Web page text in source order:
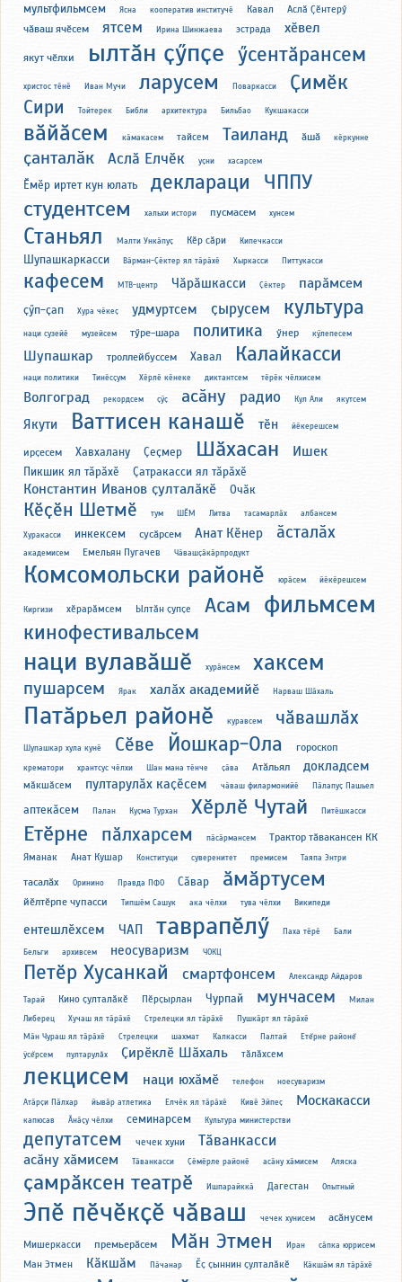
мультфильмсем Ясна кооператив институчӗ Кавал Аслӑ Ҫӗнтерӳ
чӑваш ячӗсем ятсем Ирина Шинжаева эстрада хӗвел
якут чӗлхи ылтӑн ҫӳпҫе ӳсентӑрансем
христос тӗнӗ Иван Мучи ларусем Поваркасси Ҫимӗк
Сири Тойтерек Библи архитектура Бильбао Кукшакасси
вӑйӑсем кӑмакасем тайсем Таиланд ӑшӑ кӗркунне
ҫанталӑк Аслӑ Елчӗк уҫни хасарсем
Ӗмӗр иртет кун юлать деклараци ЧППУ
студентсем хальхи истори пусмасем хунсем
Станьял Малти Ункӑпуҫ Кӗр сӑри Кипечкасси
Шупашкаркасси Вӑрман-Ҫӗктер ял тӑрӑхӗ Хыркасси Питтукасси
кафесем МТВ-центр Чӑрӑшкасси Ҫӗктер парӑмсем
ҫӳп-ҫап Хура чӗкеҫ удмуртсем ҫырусем культура
наци сузейӗ музейсем тӳре-шара политика ӳнер кӳлепесем
Шупашкар троллейбуссем Хавал Калайкасси
наци политики Тинӗсҫум Хӗрлӗ кӗнеке диктантсем тӗрӗк чӗлхисем
Волгоград рекордсем ҫӳҫ асӑну радио Кул Али якутсем
Якути Ваттисен канашӗ тӗн йӗкерешсем
ирҫесем Хавхалану Ҫеҫмер Шӑхасан Ишек
Пикшик ял тӑрӑхӗ Ҫатракасси ял тӑрӑхӗ
Константин Иванов ҫулталӑкӗ Очӑк
Кӗҫӗн Шетмӗ тум ШӖМ Литва тасамарлӑх
албансем
Хуракасси
инкексем сусӑрсем Анат Кӗнер ӑсталӑх
академисем Емельян Пугачев Чӑвашҫӑкӑрпродукт
Комсомольски районӗ юрӑсем йӗкӗрешсем
Киргизи хӗрарӑмсем Ылтӑн ҫупҫе Асам фильмсем
кинофестивальсем
наци вулавӑшӗ хурӑнсем хаксем
пушарсем Ярак халӑх академийӗ Нарваш Шӑхаль
Патӑрьел районӗ куравсем чӑвашлӑх
Шупашкар хула кунӗ Сӗве Йошкар-Ола гороскоп
крематори хрантсус чӗлхи Шан мана тӗнче ҫӑва Атӑльял докладсем
мӑкшӑсем пултарулӑх каҫӗсем чӑваш филармонийӗ Пӑлапуҫ Пашьел
аптекӑсем Палан Куҫма Турхан Хӗрлӗ Чутай Питӗшкасси
Етӗрне пӑлхарсем пӑсӑрмансем Трактор тӑвакансен КК
Яманак Анат Кушар Конституци суверенитет премисем Таяпа Энтри
тасалӑх Оринино Правда ПФО Сӑвар ӑмӑртусем
йӗлтӗрпе чупасси Типшӗм Сашук ака чӗлхи тува чӗлхи Википеди
ентешлӗхсем ЧАП таврапӗлӳ Паха тӗрӗ
Бали
Бельги
архивсем неосуваризм ЧОКЦ
Петӗр Хусанкай смартфонсем Александр Айдаров
Тарай Кино ҫулталӑкӗ Пӗрҫырлан Чурпай мунчасем
Милан
Либерец
Хучаш ял тӑрӑхӗ Стрелецки ял тӑрӑхӗ
Пушкӑрт ял тӑрӑхӗ
Мӑн Чураш ял тӑрӑхӗ
Стрелецки шахмат Калкасси Палтай
Етĕрне районĕ
ÿсĕрсем
пултарулăх Ҫирӗклӗ Шӑхаль тӑлӑхсем
лекцисем наци юхӑмӗ телефон
ноесуваризм
Атӑрҫи Пӑлхар
йывӑр атлетика Елчӗк ял тӑрӑхӗ Кивӗ Эйпеҫ Москакасси
капюсав Ӑнӑҫу чӗлхи семинарсем Культура министерстви
депутатсем чечек хуни Тӑванкасси
асӑну хӑмисем Тӑванкасси Ҫӗмӗрле районӗ асӑну хӑмисем Аляска
ҫамрӑксен театрӗ Ишпарайккӑ Дагестан Опытный
Эпӗ пӗчӗкҫӗ чӑваш чечек хунисем асӑнусем
Мишеркасси премьерӑсем Мӑн Этмен Иран сӑпка юррисем
Ман Этмен Кӑкшӑм Пӑчанар Ӗҫ ҫыннин ҫулталӑкӗ Кӑкшӑм ял тӑрӑхӗ